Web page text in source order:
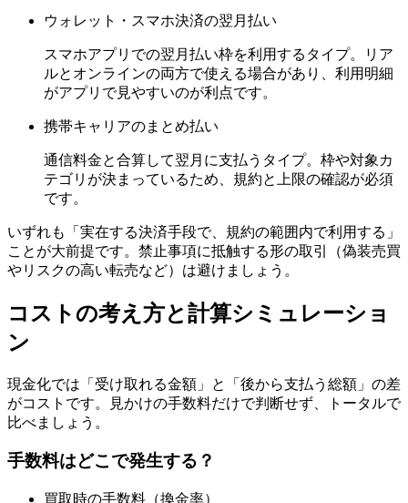
ウォレット・スマホ決済の翌月払い
スマホアプリでの翌月払い枠を利用するタイプ。リア
ルとオンラインの両方で使える場合があり、利用明細
がアプリで見やすいのが利点です。
携帯キャリアのまとめ払い
通信料金と合算して翌月に支払うタイプ。枠や対象カ
テゴリが決まっているため、規約と上限の確認が必須
です。
いずれも「実在する決済手段で、規約の範囲内で利用する」
ことが大前提です。禁止事項に抵触する形の取引（偽装売買
やリスクの高い転売など）は避けましょう。
コストの考え方と計算シミュレーショ
ン
現金化では「受け取れる金額」と「後から支払う総額」の差
がコストです。見かけの手数料だけで判断せず、トータルで
比べましょう。
手数料はどこで発生する？
買取時の手数料（換金率）